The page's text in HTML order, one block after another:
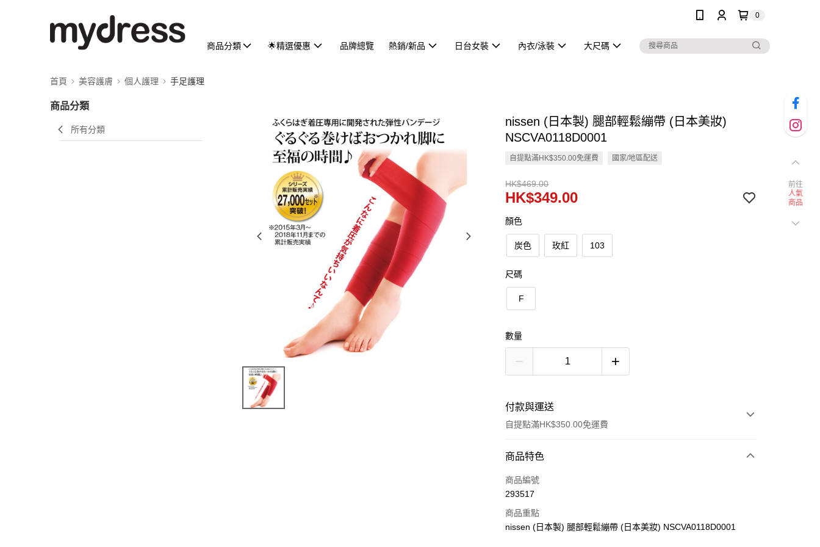
0
商品分類 🌟精選優惠 品牌總覽 熱銷/新品 日台女裝 內衣/泳裝 大尺碼
首頁 美容護膚 個人護理 手足護理
商品分類
所有分類
nissen (日本製) 腿部輕鬆繃帶 (日本美妝)
NSCVA0118D0001
自提點滿HK$350.00免運費 國家/地區配送
HK$469.00
HK$349.00
顏色
炭色 玫紅 103
尺碼
F
數量
付款與運送
自提點滿HK$350.00免運費
付款方式
信用卡
AlipayHK
商品特色
商品編號
293517
商品重點
nissen (日本製) 腿部輕鬆繃帶 (日本美妝) NSCVA0118D0001
前往
人氣
商品